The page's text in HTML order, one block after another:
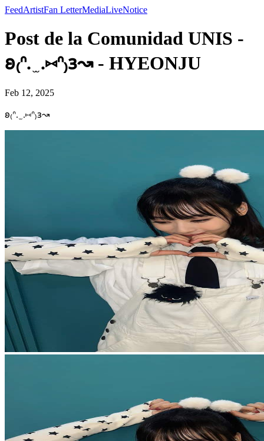
FeedArtistFan LetterMediaLiveNotice
Post de la Comunidad UNIS -
𐐪₍ᐢ. ̫ .⑅ᐢ₎𐑂↝ - HYEONJU
Feb 12, 2025
𐐪₍ᐢ. ̫ .⑅ᐢ₎𐑂↝